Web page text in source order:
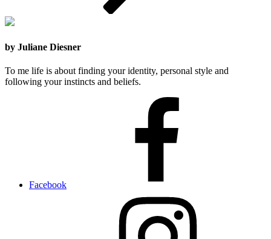
by Juliane Diesner
To me life is about finding your identity, personal style and
following your instincts and beliefs.
Facebook